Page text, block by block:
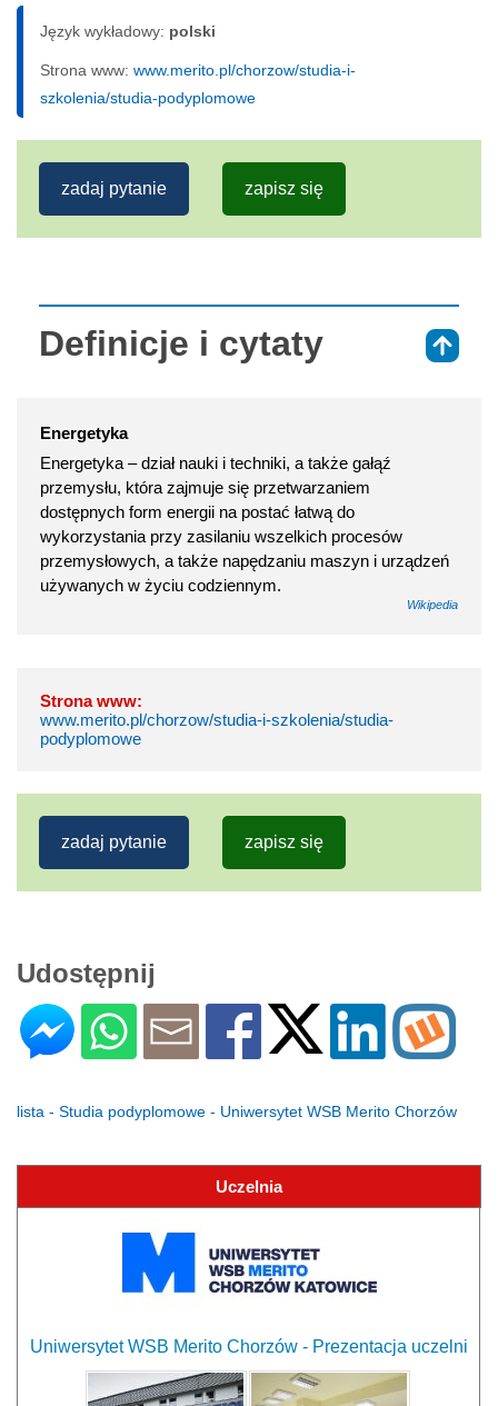
Język wykładowy: polski
Strona www: www.merito.pl/chorzow/studia-i-
szkolenia/studia-podyplomowe
zadaj pytanie zapisz się
Definicje i cytaty
Energetyka
Energetyka – dział nauki i techniki, a także gałąź
przemysłu, która zajmuje się przetwarzaniem
dostępnych form energii na postać łatwą do
wykorzystania przy zasilaniu wszelkich procesów
przemysłowych, a także napędzaniu maszyn i urządzeń
używanych w życiu codziennym.
Wikipedia
Strona www:
www.merito.pl/chorzow/studia-i-szkolenia/studia-
podyplomowe
zadaj pytanie zapisz się
Udostępnij
lista - Studia podyplomowe - Uniwersytet WSB Merito Chorzów
Uczelnia
Uniwersytet WSB Merito Chorzów - Prezentacja uczelni